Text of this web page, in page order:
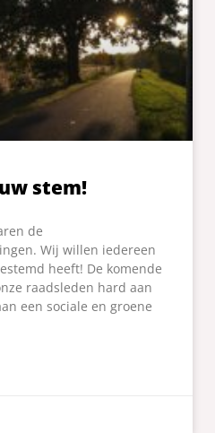
stem!
de
Wij willen iedereen
heeft! De komende
raadsleden hard aan
een sociale en groene